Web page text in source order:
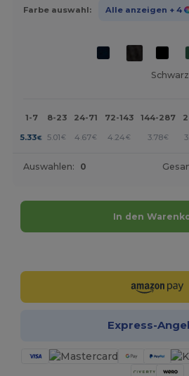
Farbe auswahl: Alle anzeigen + 4
Schwarz
1-7 8-23 24-71 72-143 144-287
5.33€ 5.01 € 4.67€ 4.24€ 3.78€
Auswahlen: 0
In den
Express-